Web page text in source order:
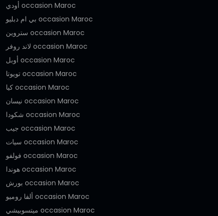
أودي occasion Maroc
بي ام دبليو occasion Maroc
ستروين occasion Maroc
لاند روفر occasion Maroc
أوبل occasion Maroc
تويوتا occasion Maroc
كيا occasion Maroc
نيسان occasion Maroc
شكودا occasion Maroc
جيب occasion Maroc
سيات occasion Maroc
فولفو occasion Maroc
هوندا occasion Maroc
بورش occasion Maroc
ألفا روميو occasion Maroc
ميتسوبيشي occasion Maroc